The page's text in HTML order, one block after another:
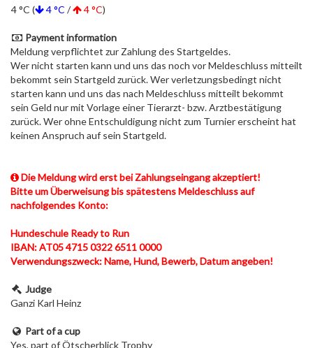
4 °C (
4 °C / 4 °C)
Payment information
Meldung verpflichtet zur Zahlung des Startgeldes.
Wer nicht starten kann und uns das noch vor Meldeschluss mitteilt
bekommt sein Startgeld zurück. Wer verletzungsbedingt nicht
starten kann und uns das nach Meldeschluss mitteilt bekommt
sein Geld nur mit Vorlage einer Tierarzt- bzw. Arztbestätigung
zurück. Wer ohne Entschuldigung nicht zum Turnier erscheint hat
keinen Anspruch auf sein Startgeld.
Die Meldung wird erst bei Zahlungseingang akzeptiert!
Bitte um Überweisung bis spätestens Meldeschluss auf
nachfolgendes Konto:
Hundeschule Ready to Run
IBAN: AT05 4715 0322 6511 0000
Verwendungszweck: Name, Hund, Bewerb, Datum angeben!
Judge
Ganzi Karl Heinz
Part of a cup
Yes, part of Ötscherblick Trophy